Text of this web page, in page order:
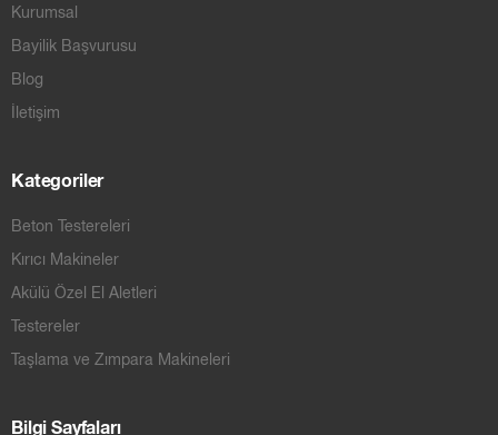
Kurumsal
Bayilik Başvurusu
Blog
İletişim
Kategoriler
Beton Testereleri
Kırıcı Makineler
Akülü Özel El Aletleri
Testereler
Taşlama ve Zımpara Makineleri
Bilgi Sayfaları